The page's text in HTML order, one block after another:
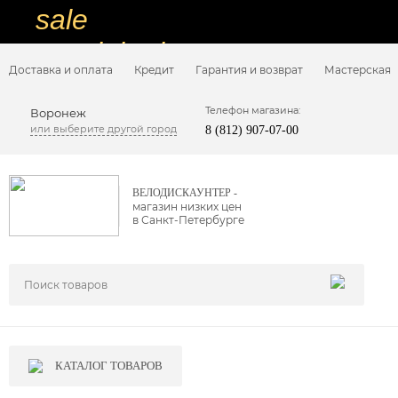
sale
special price
ну очень
вот дешево
sale
надо брать
Доставка и оплата Кредит Гарантия и возврат Мастерская
Воронеж
или выберите другой город
Телефон магазина:
8 (812) 907-07-00
ВЕЛОДИСКАУНТЕР -
магазин низких цен
в Санкт-Петербурге
КАТАЛОГ ТОВАРОВ